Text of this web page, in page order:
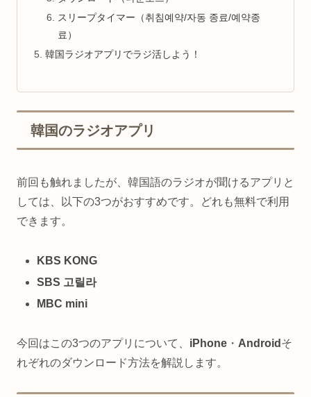
スリープタイマー（취침예약/자동 종료/예약종
료）
韓国ラジオアプリでラジ活しよう！
韓国のラジオアプリ
前回も触れましたが、韓国語のラジオが聞けるアプリと
しては、以下の3つがおすすめです。どれも無料で利用
できます。
KBS KONG
SBS 고릴라
MBC mini
今回はこの3つのアプリについて、 iPhone ・ Android そ
れぞれのダウンロード方法を解説します。